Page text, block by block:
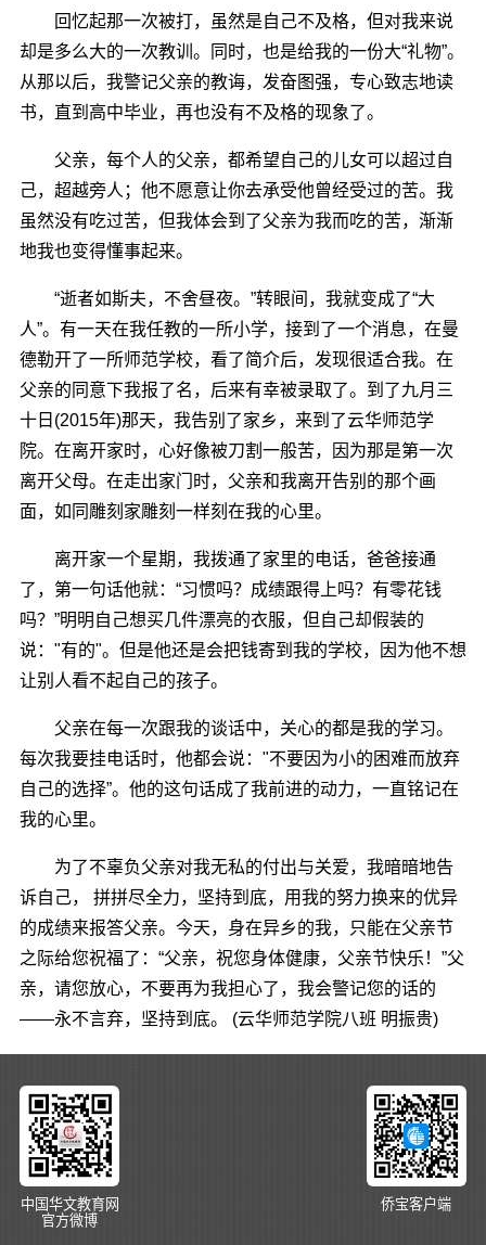
回忆起那一次被打，虽然是自己不及格，但对我来说
却是多么大的一次教训。同时，也是给我的一份大“礼物”。
从那以后，我警记父亲的教诲，发奋图强，专心致志地读
书，直到高中毕业，再也没有不及格的现象了。
父亲，每个人的父亲，都希望自己的儿女可以超过自
己，超越旁人；他不愿意让你去承受他曾经受过的苦。我
虽然没有吃过苦，但我体会到了父亲为我而吃的苦，渐渐
地我也变得懂事起来。
“逝者如斯夫，不舍昼夜。”转眼间，我就变成了“大
人”。有一天在我任教的一所小学，接到了一个消息，在曼
德勒开了一所师范学校，看了简介后，发现很适合我。在
父亲的同意下我报了名，后来有幸被录取了。到了九月三
十日(2015年)那天，我告别了家乡，来到了云华师范学
院。在离开家时，心好像被刀割一般苦，因为那是第一次
离开父母。在走出家门时，父亲和我离开告别的那个画
面，如同雕刻家雕刻一样刻在我的心里。
离开家一个星期，我拨通了家里的电话，爸爸接通
了，第一句话他就：“习惯吗？成绩跟得上吗？有零花钱
吗？”明明自己想买几件漂亮的衣服，但自己却假装的
说："有的"。但是他还是会把钱寄到我的学校，因为他不想
让别人看不起自己的孩子。
父亲在每一次跟我的谈话中，关心的都是我的学习。
每次我要挂电话时，他都会说："不要因为小的困难而放弃
自己的选择”。他的这句话成了我前进的动力，一直铭记在
我的心里。
为了不辜负父亲对我无私的付出与关爱，我暗暗地告
诉自己， 拼拼尽全力，坚持到底，用我的努力换来的优异
的成绩来报答父亲。今天，身在异乡的我，只能在父亲节
之际给您祝福了：“父亲，祝您身体健康，父亲节快乐！”父
亲，请您放心，不要再为我担心了，我会警记您的话的
――永不言弃，坚持到底。 (云华师范学院八班 明振贵)
中国华文教育网
官方微博
侨宝客户端